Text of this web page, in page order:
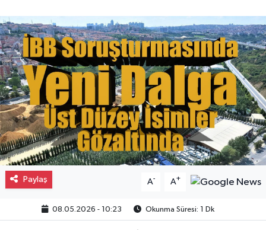
Paylaş A- A+
08.05.2026 - 10:23 Okunma Süresi: 1 Dk
Gayrimenkul
Spor
Eğitim